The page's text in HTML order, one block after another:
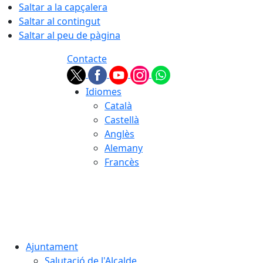
Saltar a la capçalera
Saltar al contingut
Saltar al peu de pàgina
Contacte
Idiomes
Català
Castellà
Anglès
Alemany
Francès
Ajuntament